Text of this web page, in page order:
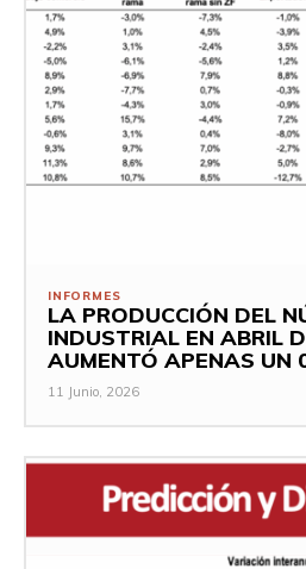
INFORMES
LA PRODUCCIÓN DEL
INDUSTRIAL EN ABRIL
AUMENTÓ APENAS UN
11 Junio, 2026